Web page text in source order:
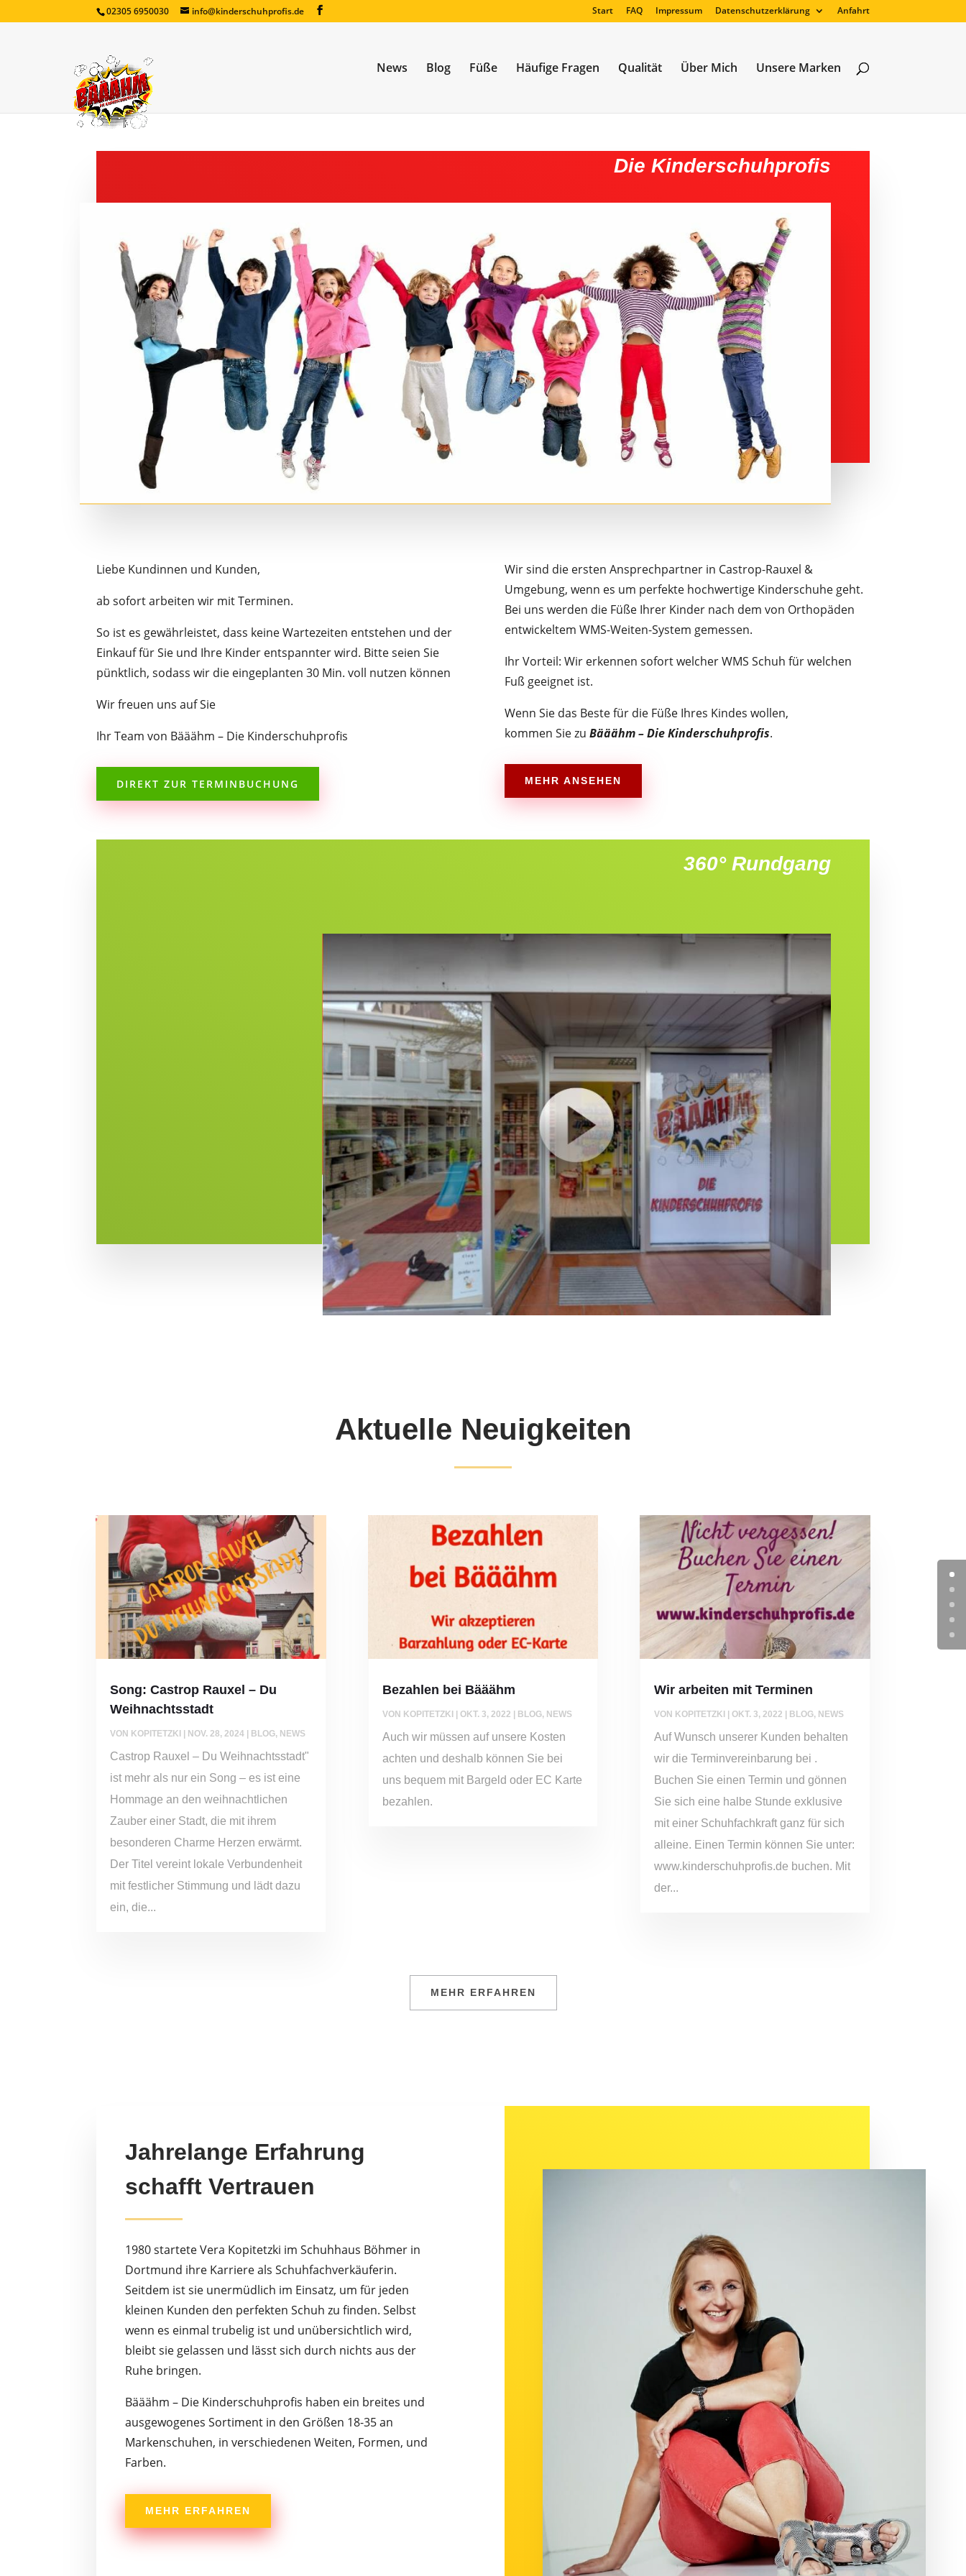
02305 6950030 info@kinderschuhprofis.de Start FAQ Impressum Datenschutzerklärung Anfahrt
News Blog Füße Häufige Fragen Qualität Über Mich Unsere Marken
Die Kinderschuhprofis
Liebe Kundinnen und Kunden,
ab sofort arbeiten wir mit Terminen.
So ist es gewährleistet, dass keine Wartezeiten entstehen und der
Einkauf für Sie und Ihre Kinder entspannter wird. Bitte seien Sie
pünktlich, sodass wir die eingeplanten 30 Min. voll nutzen können
Wir freuen uns auf Sie
Ihr Team von Bääähm – Die Kinderschuhprofis
DIREKT ZUR TERMINBUCHUNG
Wir sind die ersten Ansprechpartner in Castrop-Rauxel &
Umgebung, wenn es um perfekte hochwertige Kinderschuhe geht.
Bei uns werden die Füße Ihrer Kinder nach dem von Orthopäden
entwickeltem WMS-Weiten-System gemessen.
Ihr Vorteil: Wir erkennen sofort welcher WMS Schuh für welchen
Fuß geeignet ist.
Wenn Sie das Beste für die Füße Ihres Kindes wollen,
kommen Sie zu Bääähm – Die Kinderschuhprofis.
MEHR ANSEHEN
360° Rundgang
Aktuelle Neuigkeiten
Song: Castrop Rauxel – Du
Weihnachtsstadt
VON KOPITETZKI NOV. 28, 2024 BLOG, NEWS
Castrop Rauxel – Du Weihnachtsstadt"
ist mehr als nur ein Song – es ist eine
Hommage an den weihnachtlichen
Zauber einer Stadt, die mit ihrem
besonderen Charme Herzen erwärmt.
Der Titel vereint lokale Verbundenheit
mit festlicher Stimmung und lädt dazu
ein, die...
Bezahlen bei Bääähm
VON KOPITETZKI OKT. 3, 2022 BLOG, NEWS
Auch wir müssen auf unsere Kosten
achten und deshalb können Sie bei
uns bequem mit Bargeld oder EC Karte
bezahlen.
Wir arbeiten mit Terminen
VON KOPITETZKI OKT. 3, 2022 BLOG, NEWS
Auf Wunsch unserer Kunden behalten
wir die Terminvereinbarung bei .
Buchen Sie einen Termin und gönnen
Sie sich eine halbe Stunde exklusive
mit einer Schuhfachkraft ganz für sich
alleine. Einen Termin können Sie unter:
www.kinderschuhprofis.de buchen. Mit
der...
MEHR ERFAHREN
Jahrelange Erfahrung
schafft Vertrauen
1980 startete Vera Kopitetzki im Schuhhaus Böhmer in
Dortmund ihre Karriere als Schuhfachverkäuferin.
Seitdem ist sie unermüdlich im Einsatz, um für jeden
kleinen Kunden den perfekten Schuh zu finden. Selbst
wenn es einmal trubelig ist und unübersichtlich wird,
bleibt sie gelassen und lässt sich durch nichts aus der
Ruhe bringen.
Bääähm – Die Kinderschuhprofis haben ein breites und
ausgewogenes Sortiment in den Größen 18-35 an
Markenschuhen, in verschiedenen Weiten, Formen, und
Farben.
MEHR ERFAHREN